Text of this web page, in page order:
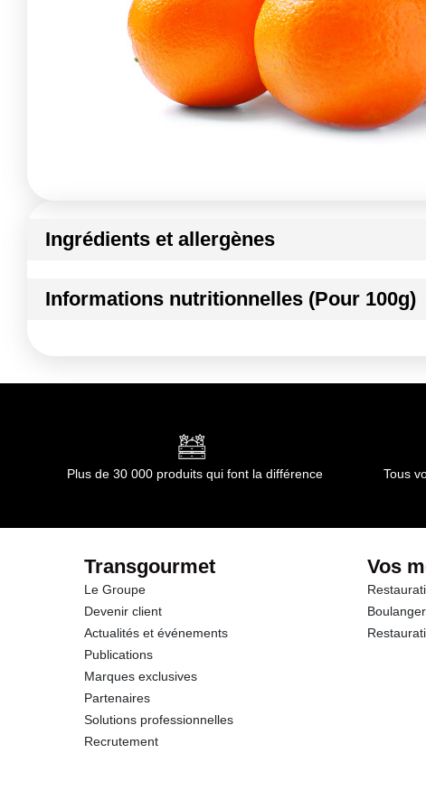
Ingrédients et allergènes
Orange
Informations nutritionnelles (Pour 100g)
Kilojoules
dont Acides gras saturés
dont Sucres
Fibres
Protéines
Plus de 30 000 produits qui font la différence Tous
Transgourmet
Le Groupe
Devenir client
Actualités et événements
Publications
Marques exclusives
Partenaires
Solutions professionnelles
Recrutement
Vos